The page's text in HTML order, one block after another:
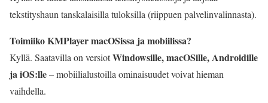
tekstityshaun tanskalaisilla tuloksilla (riippuen palvelinvalinnasta).
Toimiiko KMPlayer macOSissa ja mobiilissa?
Kyllä. Saatavilla on versiotWindowsille, macOSille, Androidille
ja iOS:lle– mobiilialustoilla ominaisuudet voivat hieman
vaihdella.